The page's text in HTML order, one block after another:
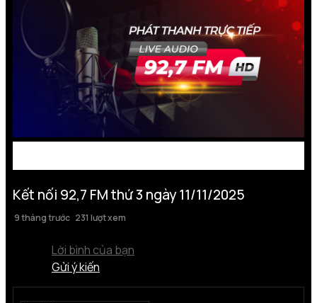
Kết nối 92,7 FM thứ 3 ngày 11/11/2025
9 tháng trước 231 lượt xem
Lời bình của bạn
Gửi ý kiến